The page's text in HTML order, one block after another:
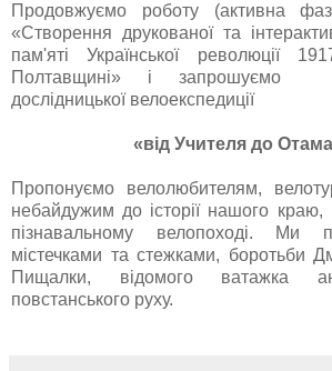
Продовжуємо роботу (активна
«Створення друкованої та
пам'яті Української революції
Полтавщині» і запрошуємо
дослідницької велоекспедиції
«від Учителя до
Пропонуємо велолюбителям,
небайдужим до історії нашого краю,
пізнавальному велопоході. Ми
містечками та стежками, боротьби
Пищалки, відомого ватажка
повстанського руху.